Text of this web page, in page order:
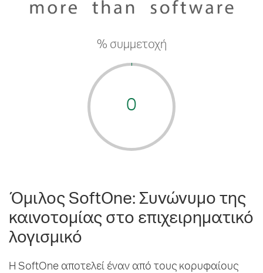
% συμμετοχή
0
Όμιλος SoftOne: Συνώνυμο της
καινοτομίας στο επιχειρηματικό
λογισμικό
Η SoftOne αποτελεί έναν από τους κορυφαίους